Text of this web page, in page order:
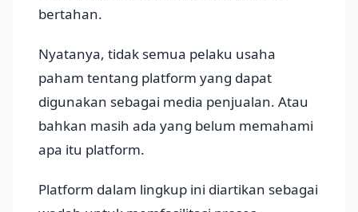
bertahan.
Nyatanya, tidak semua pelaku usaha
paham tentang platform yang dapat
digunakan sebagai media penjualan. Atau
bahkan masih ada yang belum memahami
apa itu platform.
Platform dalam lingkup ini diartikan sebagai